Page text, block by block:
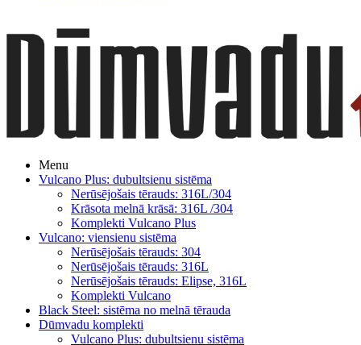
Menu
Vulcano Plus: dubultsienu sistēma
Nerūsējošais tērauds: 316L/304
Krāsota melnā krāsā: 316L /304
Komplekti Vulcano Plus
Vulcano: viensienu sistēma
Nerūsējošais tērauds: 304
Nerūsējošais tērauds: 316L
Nerūsējošais tērauds: Elipse, 316L
Komplekti Vulcano
Black Steel: sistēma no melnā tērauda
Dūmvadu komplekti
Vulcano Plus: dubultsienu sistēma